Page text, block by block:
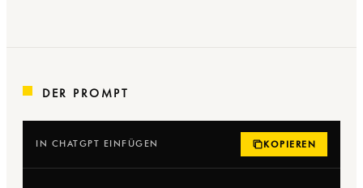
DER PROMPT
IN CHATGPT EINFÜGEN KOPIEREN